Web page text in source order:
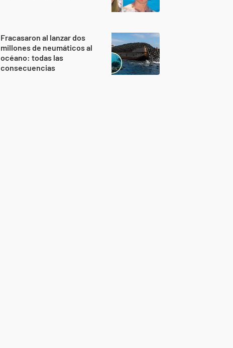
Fracasaron al lanzar dos
millones de neumáticos al
océano: todas las
consecuencias